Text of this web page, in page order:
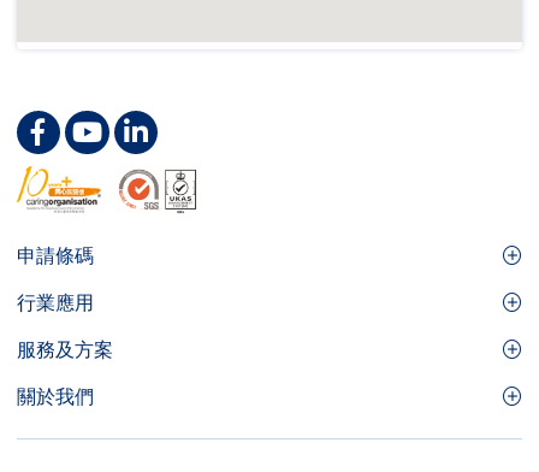
Footer
Site
Menu
申請條碼
GS1條碼
實用工具及資源
行業應用
食品及餐飲服務
服務及方案
品牌保護
關於我們
關於香港貨品編碼協會